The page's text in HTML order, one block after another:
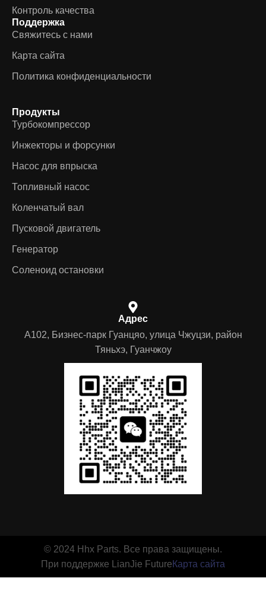
Контроль качества
Поддержка
Свяжитесь с нами
Карта сайта
Политика конфиденциальности
Продукты
Турбокомпрессор
Инжекторы и форсунки
Насос для впрыска
Топливный насос
Коленчатый вал
Пусковой двигатель
Генератор
Соленоид остановки
Адрес
A102, Бизнес-парк Гуанцяо, улица Чжуцзи, район
Тяньхэ, Гуанчжоу
© 2024 Hhx Parts. Все права защищены.
При поддержке LianJie Future Карта сайта